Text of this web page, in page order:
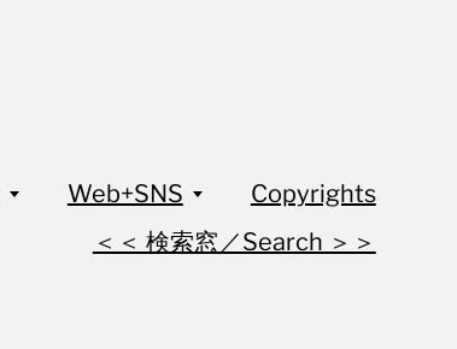
Web+SNS
Copyrights
＜＜ 検索窓／Search ＞＞